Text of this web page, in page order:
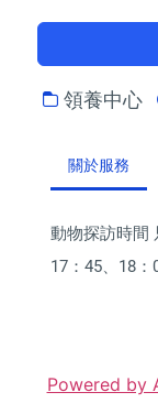
領養中心
關於服務
動物探訪時間
17：45、18：
Powered by